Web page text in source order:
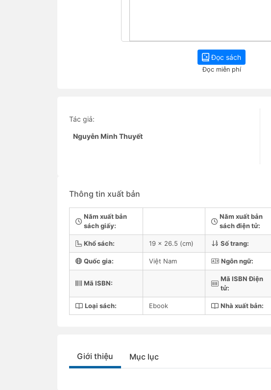
Đọc sách
Đọc miễn phí
Tác giả:
Nguyễn Minh Thuyết
Thông tin xuất bản
Năm xuất bản
sách giấy:
Năm xuất bản
sách điện tử:
Khổ sách: 19 x 26.5 (cm) Số trang:
Quốc gia: Việt Nam Ngôn ngữ:
Mã ISBN:
Mã ISBN Điện
tử:
Loại sách: Ebook Nhà xuất bản:
Giới thiệu Mục lục